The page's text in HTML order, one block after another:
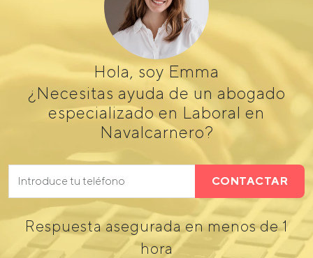
Hola, soy Emma
¿Necesitas ayuda de un abogado
especializado en Laboral en
Navalcarnero?
CONTACTAR
Respuesta asegurada en menos de 1
hora